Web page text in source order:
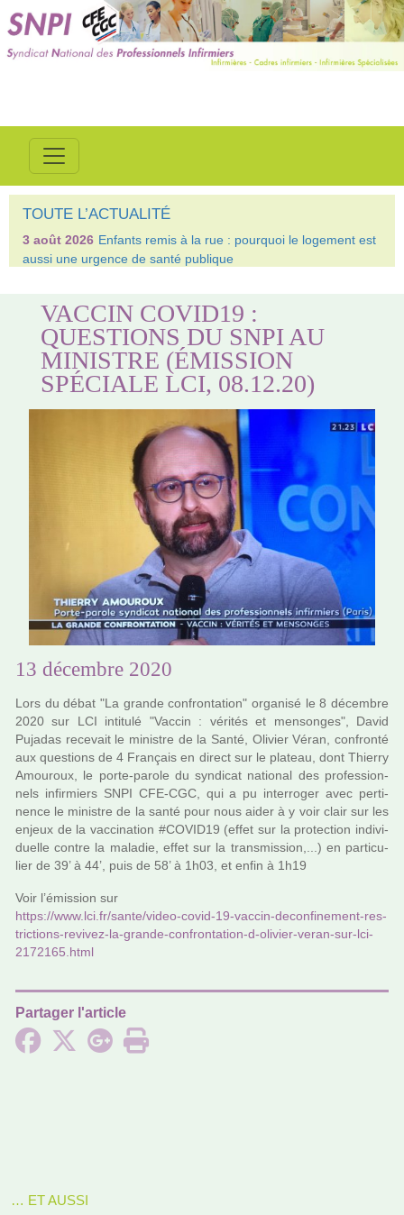
TOUTE L’ACTUALITÉ
3 août 2026 Enfants remis à la rue : pourquoi le logement est
aussi une urgence de santé publique
VACCIN COVID19 :
QUESTIONS DU SNPI AU
MINISTRE (ÉMISSION
SPÉCIALE LCI, 08.12.20)
13 décembre 2020
Lors du débat "La grande confron­ta­tion" orga­nisé le 8 décem­bre
2020 sur LCI inti­tulé "Vaccin : véri­tés et men­son­ges", David
Pujadas rece­vait le minis­tre de la Santé, Olivier Véran, confronté
aux ques­tions de 4 Français en direct sur le pla­teau, dont Thierry
Amouroux, le porte-parole du syn­di­cat natio­nal des pro­fes­sion­
nels infir­miers SNPI CFE-CGC, qui a pu inter­ro­ger avec per­ti­
nence le minis­tre de la santé pour nous aider à y voir clair sur les
enjeux de la vac­ci­na­tion #CO­VID19 (effet sur la pro­tec­tion indi­vi­
duelle contre la mala­die, effet sur la trans­mis­sion,...) en par­ti­cu­
lier de 39’ à 44’, puis de 58’ à 1h03, et enfin à 1h19
Voir l’émission sur
https://www.lci.fr/sante/video-covid-19-vaccin-deconfi­ne­ment-res­
tric­tions-revi­vez-la-grande-confron­ta­tion-d-oli­vier-veran-sur-lci-
2172165.html
Partager l'article
… ET AUSSI